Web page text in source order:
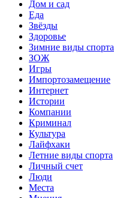
Дом и сад
Еда
Звёзды
Здоровье
Зимние виды спорта
ЗОЖ
Игры
Импортозамещение
Интернет
Истории
Компании
Криминал
Культура
Лайфхаки
Летние виды спорта
Личный счет
Люди
Места